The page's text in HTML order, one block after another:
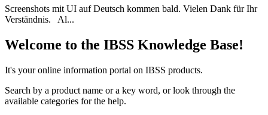
Screenshots mit UI auf Deutsch kommen bald. Vielen Dank für Ihr
Verständnis. Al...
Welcome to the IBSS Knowledge Base!
It's your online information portal on IBSS products.
Search by a product name or a key word, or look through the
available categories for the help.